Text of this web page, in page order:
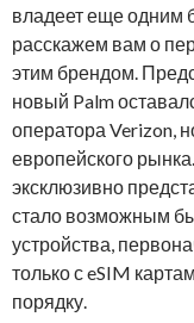
владеет еще одним
расскажем вам о
этим брендом.
новый Palm
оператора Verizon,
европейского
эксклюзивно
стало возможным
устройства,
только с eSIM
порядку.